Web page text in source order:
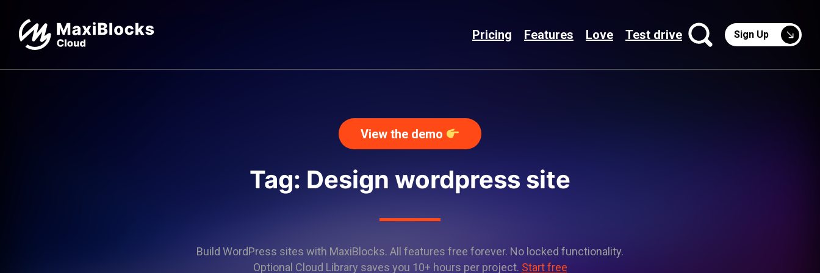
Pricing Features Love Test drive Sign Up
View the demo
Tag: Design wordpress site
Build WordPress sites with MaxiBlocks. All features free forever. No locked functionality.
Optional Cloud Library saves you 10+ hours per project. Start free